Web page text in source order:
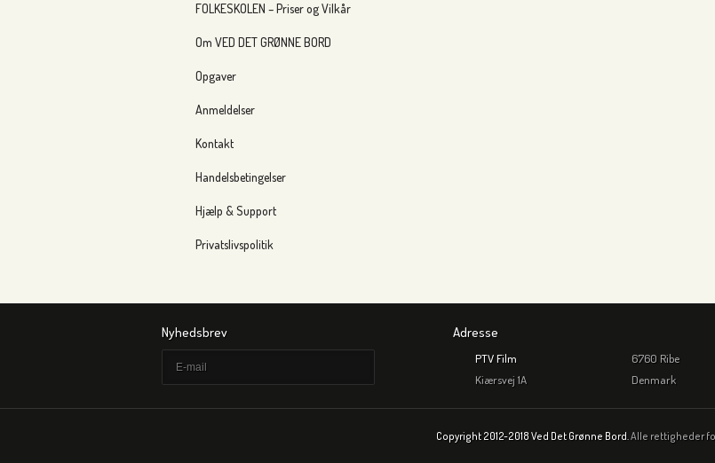
FOLKESKOLEN – Priser og Vilkår
Om VED DET GRØNNE BORD
Opgaver
Anmeldelser
Kontakt
Handelsbetingelser
Hjælp & Support
Privatslivspolitik
Nyhedsbrev Adresse
PTV Film
6760 Ribe
Kiærsvej 1A
Denmark
Copyright 2012-2018 Ved Det Grønne Bord.Alle rettigheder